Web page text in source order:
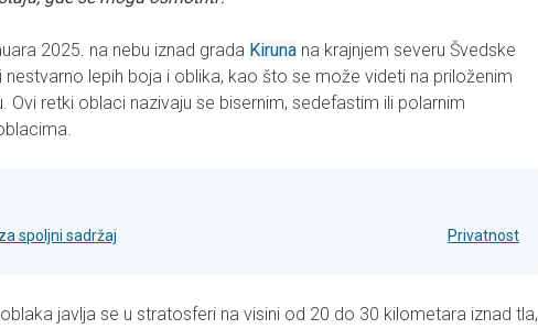
2025. na nebu iznad grada Kiruna na krajnjem severu Švedske
nestvarno lepih boja i oblika, kao što se može videti na priloženim
Ovi retki oblaci nazivaju se bisernim, sedefastim ili polarnim
spoljni sadržaj Privatnost
javlja se u stratosferi na visini od 20 do 30 kilometara iznad tla,